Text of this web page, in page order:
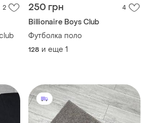
2 250 грн 4
Billionaire Boys Club
Футболка поло
128 и еще 1